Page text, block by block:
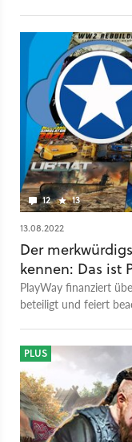
12 13
13.08.2022
Der
kennen: Das ist
PlayWay finanziert
beteiligt und feiert
PLUS